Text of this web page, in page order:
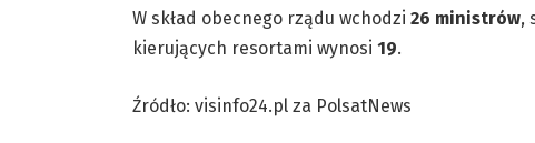
W skład obecnego rządu wchodzi 26 ministrów,
kierujących resortami wynosi 19.
Źródło: visinfo24.pl za PolsatNews